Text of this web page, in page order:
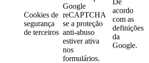
Cookies de
segurança
de terceiros
Google
reCAPTCHA
se a proteção
anti-abuso
estiver ativa
nos
formulários.
acordo
com as
definições
da
Google.